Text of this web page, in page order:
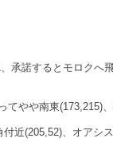
承諾するとモロクへ飛
やや南東(173,215)
近(205,52)、オアシ